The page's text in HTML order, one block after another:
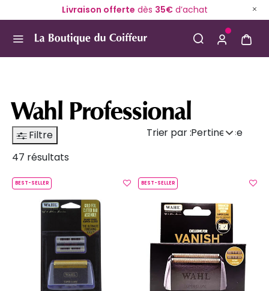
Livraison offerte dès 35€d’achat
Wahl Professional
Trier par :Pertinence
Filtre
47 résultats
BEST-SELLER BEST-SELLER